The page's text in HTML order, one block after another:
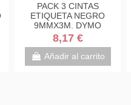
PACK 3 CINTAS
ETIQUETA NEGRO
9MMX3M. DYMO
S0847730
8,17 €
Añadir al carrito